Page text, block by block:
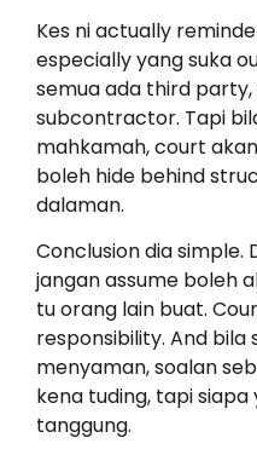
Kes ni actually
especially yang suka
semua ada third
subcontractor. Tapi
mahkamah, court
boleh hide behind
dalaman.
Conclusion dia simple.
jangan assume boleh
tu orang lain buat.
responsibility. And
menyaman, soalan
kena tuding, tapi
tanggung.